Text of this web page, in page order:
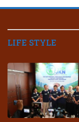
LIFE STYLE